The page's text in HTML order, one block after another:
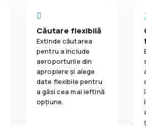
Căutare flexibilă
Extinde căutarea
pentru a include
aeroporturile din
apropiere și alege
date flexibile pentru
a găsi cea mai ieftină
opțiune.